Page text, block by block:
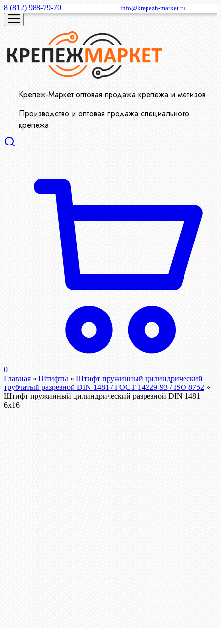
8 (812) 988-79-70 info@krepezh-market.ru
Крепеж-Маркет оптовая продажа крепежа и метизов
Производство и оптовая продажа специального
крепежа
0
Главная » Штифты » Штифт пружинный цилиндрический
трубчатый разрезной DIN 1481 / ГОСТ 14229-93 / ISO 8752 »
Штифт пружинный цилиндрический разрезной DIN 1481
6х16